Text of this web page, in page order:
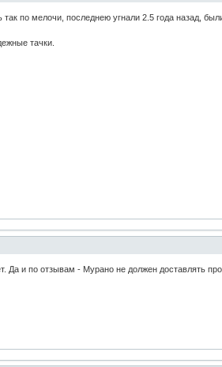
по мелочи, последнею угнали 2.5 года назад,
тачки.
Да и по отзывам - Мурано не должен доставлять